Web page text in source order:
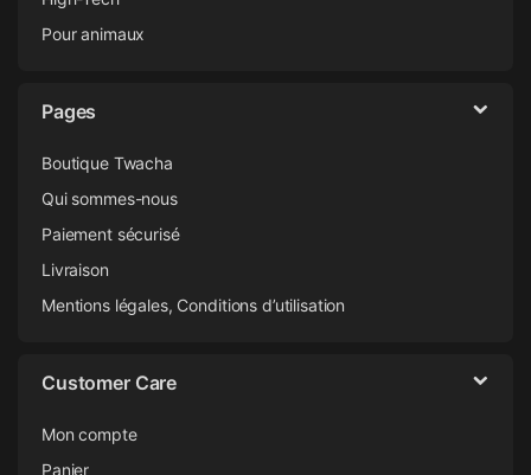
Pour animaux
Pages
Boutique Twacha
Qui sommes-nous
Paiement sécurisé
Livraison
Mentions légales, Conditions d’utilisation
Customer Care
Mon compte
Panier